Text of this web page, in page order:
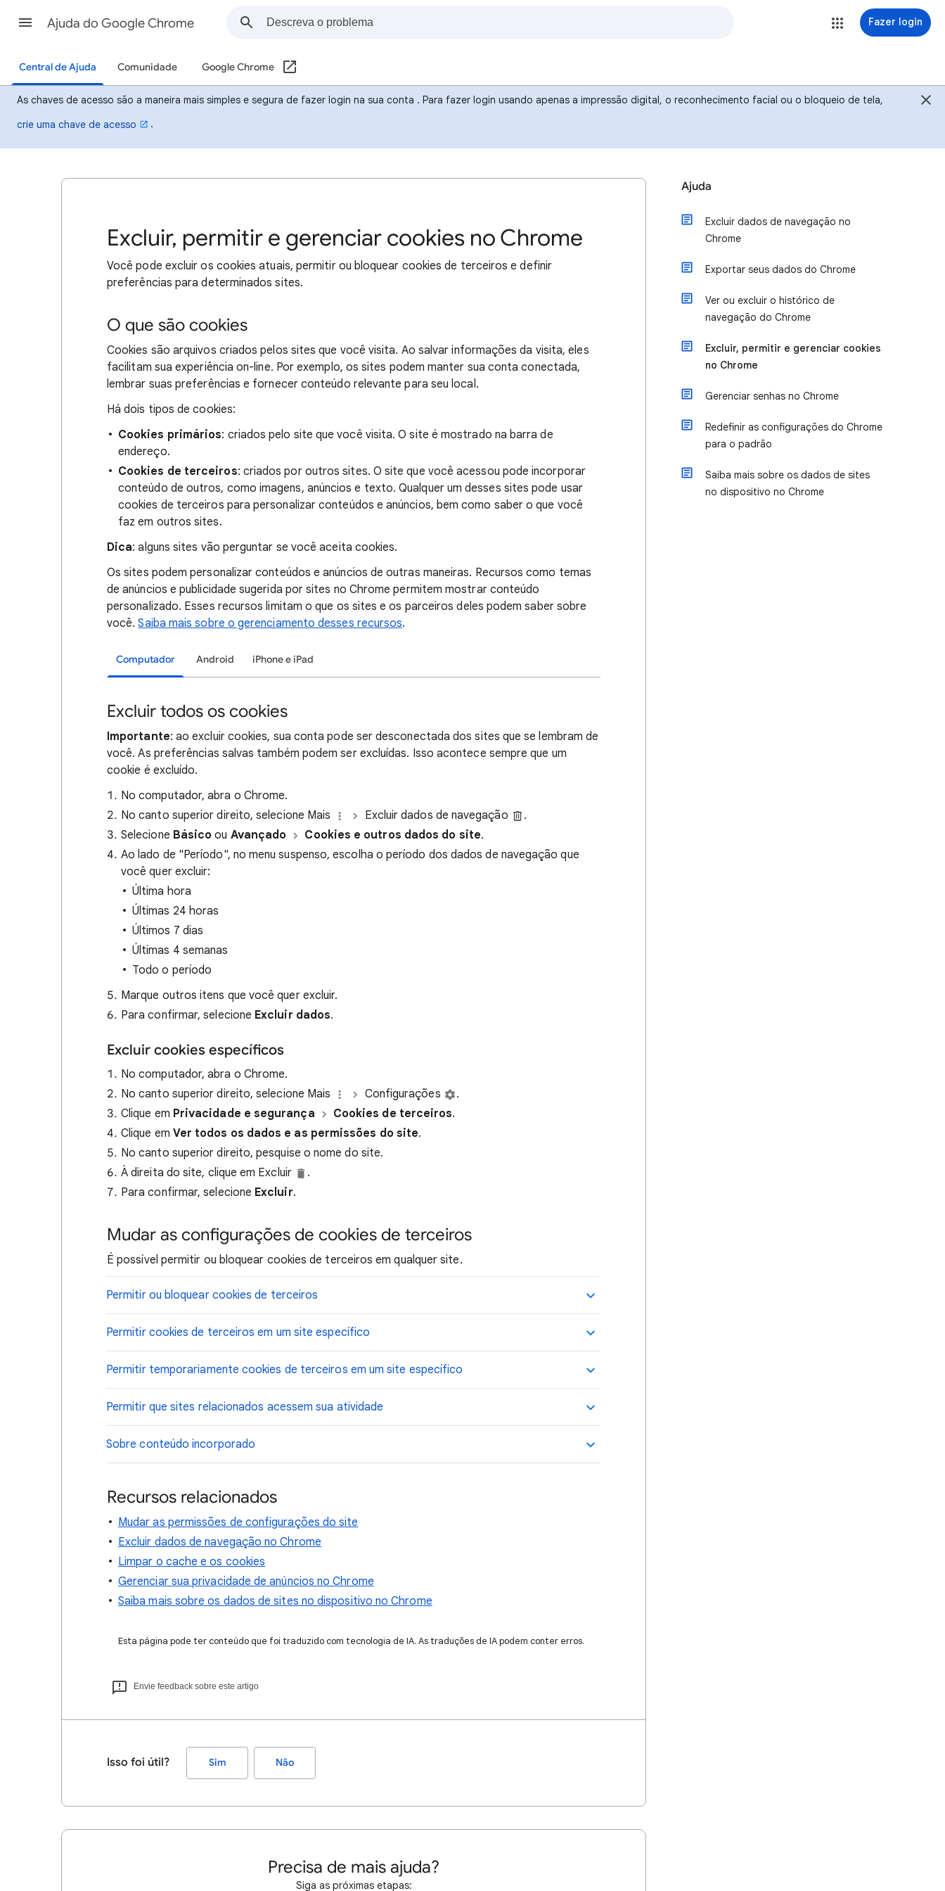
Ajuda do Google Chrome Fazer login
Central de Ajuda Comunidade Google Chrome
As chaves de acesso são a maneira mais simples e segura de fazer login na sua conta . Para fazer login usando apenas a impressão digital, o reconhecimento facial ou o bloqueio de tela,
crie uma chave de acesso
.
Excluir, permitir e gerenciar cookies no Chrome
Você pode excluir os cookies atuais, permitir ou bloquear cookies de terceiros e definir
preferências para determinados sites.
O que são cookies
Cookies são arquivos criados pelos sites que você visita. Ao salvar informações da visita, eles
facilitam sua experiência on-line. Por exemplo, os sites podem manter sua conta conectada,
lembrar suas preferências e fornecer conteúdo relevante para seu local.
Há dois tipos de cookies:
Cookies primários: criados pelo site que você visita. O site é mostrado na barra de
endereço.
Cookies de terceiros: criados por outros sites. O site que você acessou pode incorporar
conteúdo de outros, como imagens, anúncios e texto. Qualquer um desses sites pode usar
cookies de terceiros para personalizar conteúdos e anúncios, bem como saber o que você
faz em outros sites.
Dica: alguns sites vão perguntar se você aceita cookies.
Os sites podem personalizar conteúdos e anúncios de outras maneiras. Recursos como temas
de anúncios e publicidade sugerida por sites no Chrome permitem mostrar conteúdo
personalizado. Esses recursos limitam o que os sites e os parceiros deles podem saber sobre
você.Saiba mais sobre o gerenciamento desses recursos.
Computador Android iPhone e iPad
Excluir todos os cookies
Importante: ao excluir cookies, sua conta pode ser desconectada dos sites que se lembram de
você. As preferências salvas também podem ser excluídas. Isso acontece sempre que um
cookie é excluído.
No computador, abra o Chrome.
No canto superior direito, selecione Mais
Excluir dados de navegação
.
Selecione Básico ou Avançado Cookies e outros dados do site.
Ao lado de "Período", no menu suspenso, escolha o período dos dados de navegação que
você quer excluir:
Última hora
Últimas 24 horas
Últimos 7 dias
Últimas 4 semanas
Todo o período
Marque outros itens que você quer excluir.
Para confirmar, selecione Excluir dados.
Excluir cookies específicos
No computador, abra o Chrome.
No canto superior direito, selecione Mais
Configurações
.
Clique em Privacidade e segurança Cookies de terceiros.
Clique em Ver todos os dados e as permissões do site.
No canto superior direito, pesquise o nome do site.
À direita do site, clique em Excluir
.
Para confirmar, selecione Excluir.
Mudar as configurações de cookies de terceiros
É possível permitir ou bloquear cookies de terceiros em qualquer site.
Permitir ou bloquear cookies de terceiros
Permitir cookies de terceiros em um site específico
Permitir temporariamente cookies de terceiros em um site específico
Permitir que sites relacionados acessem sua atividade
Sobre conteúdo incorporado
Recursos relacionados
Mudar as permissões de configurações do site
Excluir dados de navegação no Chrome
Limpar o cache e os cookies
Gerenciar sua privacidade de anúncios no Chrome
Saiba mais sobre os dados de sites no dispositivo no Chrome
Esta página pode ter conteúdo que foi traduzido com tecnologia de IA. As traduções de IA podem conter erros.
Envie feedback sobre este artigo
Isso foi útil? Sim Não
Precisa de mais ajuda?
Siga as próximas etapas:
Ajuda
Excluir dados de navegação no
Chrome
Exportar seus dados do Chrome
Ver ou excluir o histórico de
navegação do Chrome
Excluir, permitir e gerenciar cookies
no Chrome
Gerenciar senhas no Chrome
Redefinir as configurações do Chrome
para o padrão
Saiba mais sobre os dados de sites
no dispositivo no Chrome